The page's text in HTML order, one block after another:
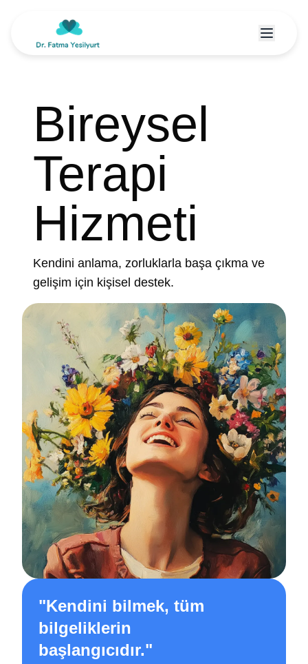
Bireysel
Terapi
Hizmeti
Kendini anlama, zorluklarla başa çıkma ve
gelişim için kişisel destek.
"Kendini bilmek, tüm
bilgeliklerin
başlangıcıdır."